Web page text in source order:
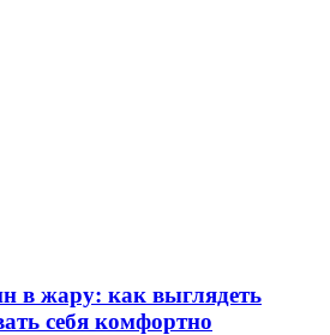
в жару: как выглядеть
себя комфортно